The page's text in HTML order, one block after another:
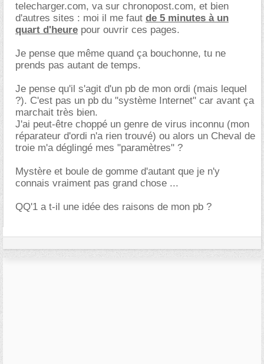
telecharger.com, va sur chronopost.com, et bien
d'autres sites : moi il me faut de 5 minutes à un
quart d'heure pour ouvrir ces pages.
Je pense que même quand ça bouchonne, tu ne
prends pas autant de temps.
Je pense qu'il s'agit d'un pb de mon ordi (mais lequel
?). C'est pas un pb du "système Internet" car avant ça
marchait très bien.
J'ai peut-être choppé un genre de virus inconnu (mon
réparateur d'ordi n'a rien trouvé) ou alors un Cheval de
troie m'a déglingé mes "paramètres" ?
Mystère et boule de gomme d'autant que je n'y
connais vraiment pas grand chose ...
QQ'1 a t-il une idée des raisons de mon pb ?